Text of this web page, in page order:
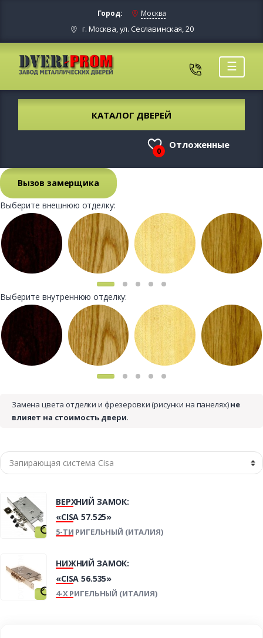
Город: Москва
г. Москва, ул. Сеславинская, 20
☰
КАТАЛОГ ДВЕРЕЙ
0
Отложенные
Вызов замерщика
Выберите внешнюю отделку:
Выберите внутреннюю отделку:
Замена цвета отделки и фрезеровки (рисунки на панелях)не
влияет на стоимость двери.
ВЕРХНИЙ ЗАМОК:
«CISA 57.525»
5-ТИ РИГЕЛЬНЫЙ (ИТАЛИЯ)
НИЖНИЙ ЗАМОК:
«CISA 56.535»
4-Х РИГЕЛЬНЫЙ (ИТАЛИЯ)